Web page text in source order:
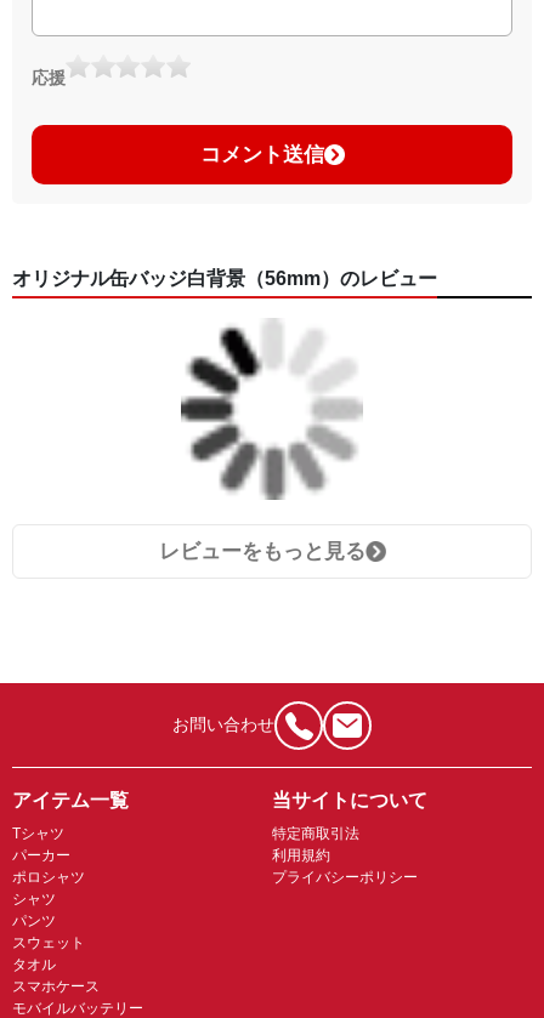
応援
コメント送信
オリジナル缶バッジ白背景（56mm）のレビュー
レビューをもっと見る
お問い合わせ
アイテム一覧
Tシャツ
パーカー
ポロシャツ
シャツ
パンツ
スウェット
タオル
スマホケース
モバイルバッテリー
当サイトについて
特定商取引法
利用規約
プライバシーポリシー